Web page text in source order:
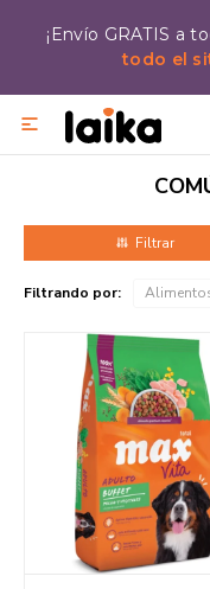
¡Envío GRATIS a
todo el

Filtrando por: